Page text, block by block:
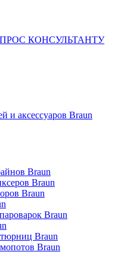
ЗАПРОС КОНСУЛЬТАНТУ
Braun
Braun
Braun
Braun
Braun
Braun